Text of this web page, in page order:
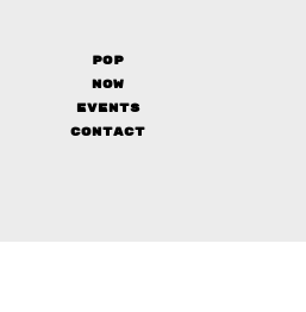
Pop
Now
Events
Contact